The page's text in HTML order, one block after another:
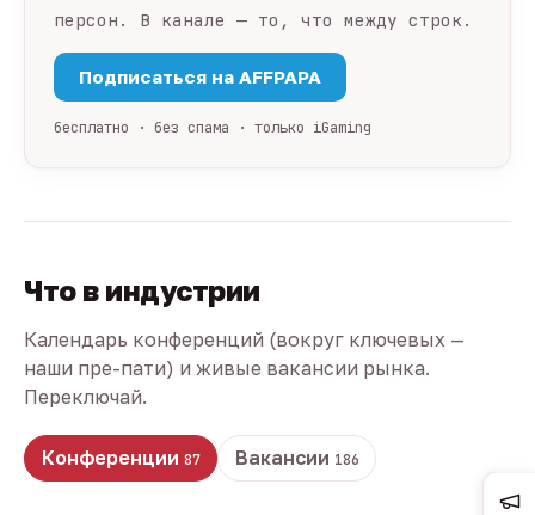
персон. В канале — то, что между строк.
Подписаться на AFFPAPA
бесплатно · без спама · только iGaming
Что в индустрии
Календарь конференций (вокруг ключевых —
наши пре-пати) и живые вакансии рынка.
Переключай.
Конференции 87 Вакансии 186